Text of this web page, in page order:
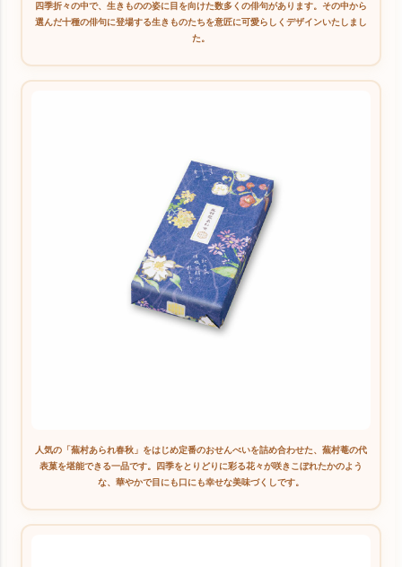
四季折々の中で、生きものの姿に目を向けた数多くの俳句があります。その中から
選んだ十種の俳句に登場する生きものたちを意匠に可愛らしくデザインいたしまし
た。
人気の「蕪村あられ春秋」をはじめ定番のおせんべいを詰め合わせた、蕪村菴の代
表菓を堪能できる一品です。四季をとりどりに彩る花々が咲きこぼれたかのよう
な、華やかで目にも口にも幸せな美味づくしです。